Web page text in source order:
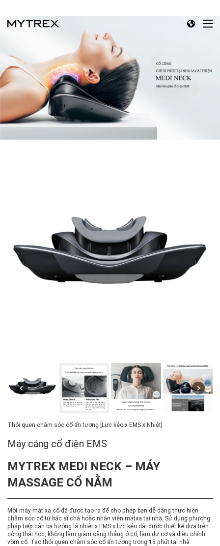
Thói quen chăm sóc cổ ấn tượng [Lực kéo x EMS x Nhiệt]
Máy cáng cổ điện EMS
MYTREX MEDI NECK – MÁY
MASSAGE CỔ NẰM
Một máy mát xa cổ đã được tạo ra để cho phép bạn dễ dàng thực hiện
chăm sóc cổ từ bác sĩ chà hoặc nhân viên mátxa tại nhà. Sử dụng phương
pháp tiếp cận ba hướng là nhiệt x EMS x lực kéo dài được thiết kế dựa trên
công thái học, không làm giảm căng thẳng ở cổ, làm dư cơ và điều chỉnh
vòm cổ. Tạo thói quen chăm sóc cổ ấn tượng trong 15 phút tại nhà